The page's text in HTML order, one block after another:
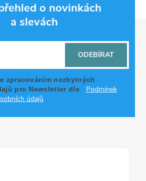
o novinkách
a slevách
zpracováním nezbytných
pro Newsletter dle
Podmínek
údajů
ODEBÍRAT